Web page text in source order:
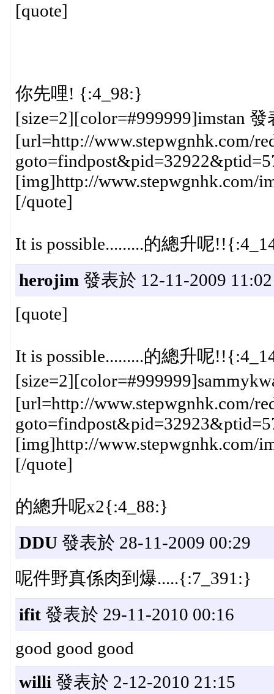
[quote]
你先哩! {:4_98:}
[size=2][color=#999999]imstan
[url=http://www.stepwgnhk.com/
[img]http://www.stepwgnhk.com/
[/quote]
It is possible.........的總升呢
herojim 發表於 12-11-2009 11:02
[quote]
It is possible.........的總升呢
[url=http://www.stepwgnhk.com/
[img]http://www.stepwgnhk.com/
[/quote]
的總升呢x2{:4_88:}
DDU發表於 28-11-2009 00:29
呢件野真係肉到爆.....{:7_391:}
ifit發表於 29-11-2010 00:16
good good good
willi 發表於 2-12-2010 21:15